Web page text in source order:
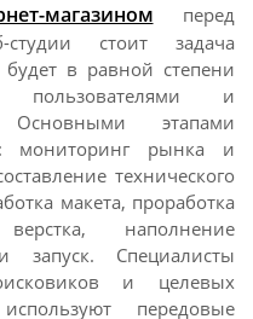
магазином перед
стоит задача
будет в равной степени
пользователями и
этапами
мониторинг рынка и
технического
макета, проработка
наполнение
запуск. Специалисты
и целевых
передовые